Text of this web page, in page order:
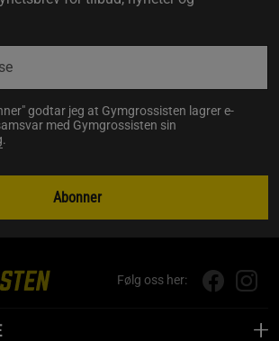
godtar jeg at Gymgrossisten lagrer e-
med Gymgrossisten sin
.
Abonner
Følg oss her: